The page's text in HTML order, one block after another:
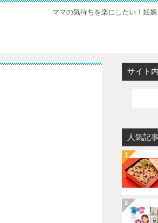
ママの気持ちを楽にしたい！妊
サイト
人気記